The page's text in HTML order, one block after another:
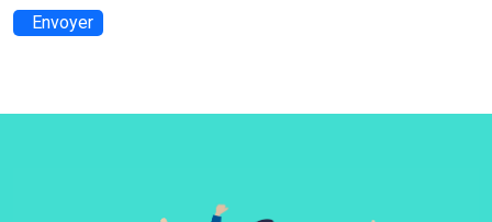
Envoyer